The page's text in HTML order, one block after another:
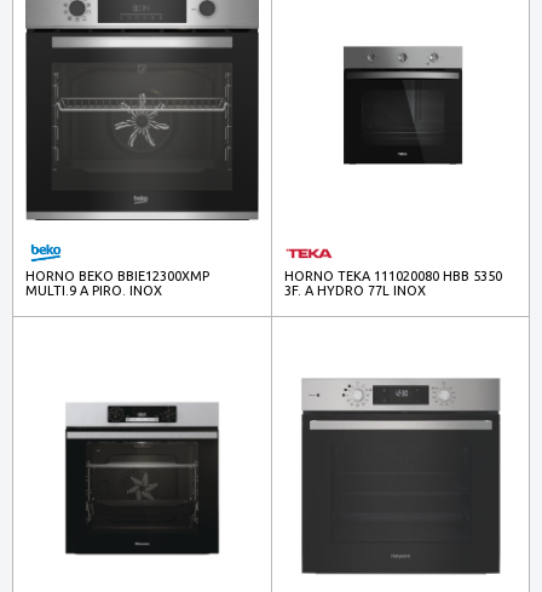
HORNO BEKO BBIE12300XMP
MULTI.9 A PIRO. INOX
HORNO TEKA 111020080 HBB 5350
3F. A HYDRO 77L INOX